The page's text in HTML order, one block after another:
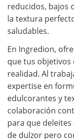
reducidos, bajos
la textura
saludables.
En Ingredion,
que tus objetivos
realidad. Al
expertise en
edulcorantes y
colaboración
para que
de dulzor pero